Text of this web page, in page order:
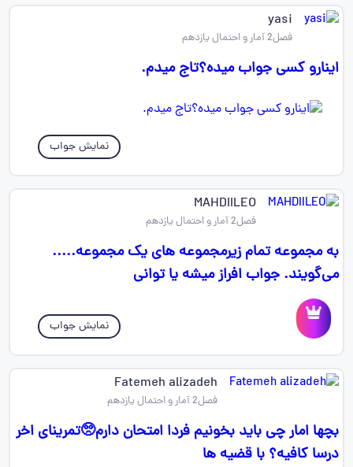
yasi
فصل2 آمار و احتمال یازدهم
اینارو کسی جواب میده؟تاج میدم.
نمایش جواب
MAHDIILEO
فصل2 آمار و احتمال یازدهم
به مجموعه تمام زیرمجموعه های یک مجموعه.....
می‌گویند. جواب افراز میشه یا توانی
نمایش جواب
Fatemeh alizadeh
فصل2 آمار و احتمال یازدهم
بچها امار چی باید بخونیم فردا امتحان دارم🥺تمرینای اخر
درسا کافیه؟ با قضیه ها